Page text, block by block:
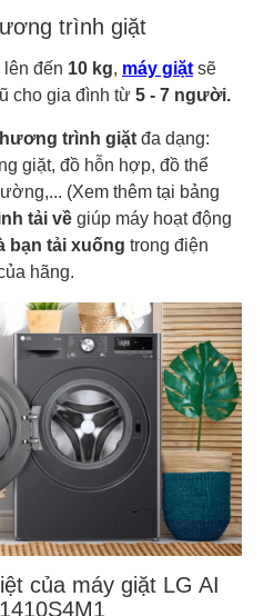
trình giặt
đến 10 kg, máy giặt sẽ
cho gia đình từ 5 - 7 người.
trình giặt đa dạng:
giặt, đồ hỗn hợp, đồ thể
(Xem thêm tại bảng
tải về giúp máy hoạt động
bạn tải xuống trong điện
hãng.
của máy giặt LG AI